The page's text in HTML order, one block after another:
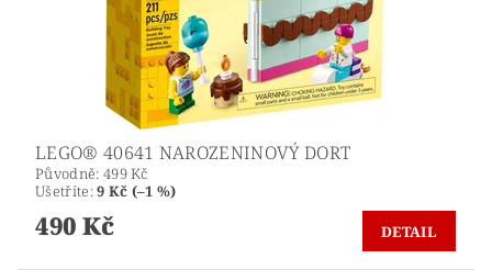
LEGO® 40641 NAROZENINOVÝ DORT
Původně: 499 Kč
Ušetříte:9 Kč (–1 %)
490 Kč DETAIL